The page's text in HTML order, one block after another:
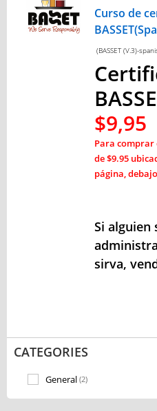
Curso de
(BASSET (V.3)-
$9,95
Para comprar
de $9.95
página,
Si alguien
sirva,
CATEGORIES
General (2)